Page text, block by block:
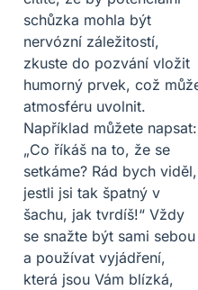
schůzka mohla být
nervózní záležitostí,
zkuste do pozvání vložit
humorný prvek, což
atmosféru uvolnit.
Například můžete napsat:
„Co říkáš na to, že se
setkáme? Rád bych viděl,
jestli jsi tak špatný v
šachu, jak tvrdíš!“ Vždy
se snažte být sami sebou
a používat vyjádření,
která jsou Vám blízká,